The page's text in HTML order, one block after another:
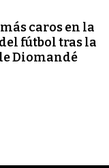
caros en la
fútbol tras la
Diomandé